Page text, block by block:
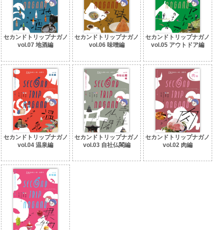
セカンドトリップナガノ
vol.07 地酒編
セカンドトリップナガノ
vol.06 味噌編
セカンドトリップナガノ
vol.05 アウトドア編
セカンドトリップナガノ
vol.04 温泉編
セカンドトリップナガノ
vol.03 自社仏閣編
セカンドトリップナガノ
vol.02 肉編